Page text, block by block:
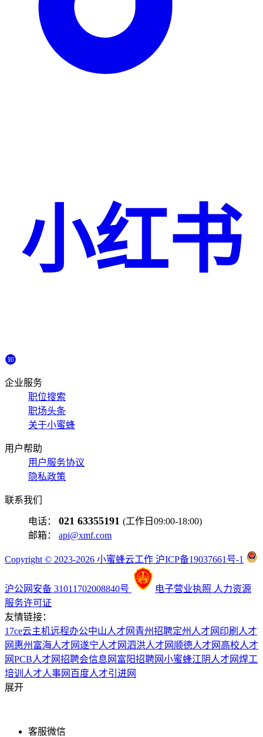
小红书
企业服务
职位搜索
职场头条
关于小蜜蜂
用户帮助
用户服务协议
隐私政策
联系我们
电话： 021 63355191 (工作日09:00-18:00)
邮箱： api@xmf.com
Copyright © 2023-2026 小蜜蜂云工作 沪ICP备19037661号-1
沪公网安备 31011702008840号 电子营业执照 人力资源
服务许可证
友情链接：
17ce云主机远程办公中山人才网 青州招聘定州人才网 印刷人才
网 惠州富海人才网遂宁人才网泗洪人才网 顺德人才网 高校人才
网PCB人才网招聘会信息网 富阳招聘网小蜜蜂江阴人才网焊工
培训 人才人事网 百度人才引进网
展开
客服微信